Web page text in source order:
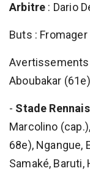
Arbitre : Dario
Buts :
Avertissements
Aboubakar
- Stade Rennais
Marcolino
68e), Ngangue,
Samaké, Baruti,